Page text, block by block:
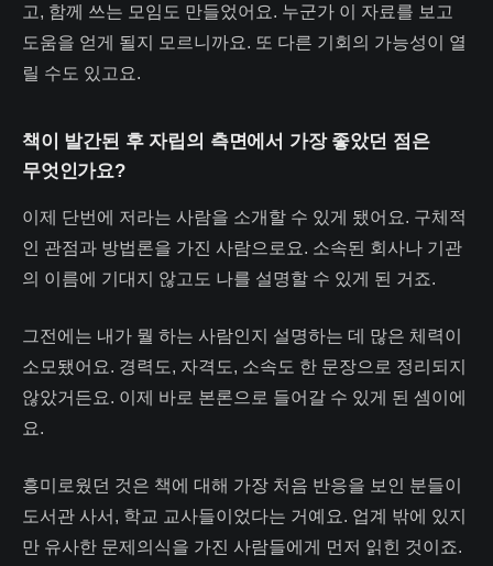
고, 함께 쓰는 모임도 만들었어요. 누군가 이 자료를 보고
도움을 얻게 될지 모르니까요. 또 다른 기회의 가능성이 열
릴 수도 있고요.
책이 발간된 후 자립의 측면에서 가장 좋았던 점은
무엇인가요?
이제 단번에 저라는 사람을 소개할 수 있게 됐어요. 구체적
인 관점과 방법론을 가진 사람으로요. 소속된 회사나 기관
의 이름에 기대지 않고도 나를 설명할 수 있게 된 거죠.
그전에는 내가 뭘 하는 사람인지 설명하는 데 많은 체력이
소모됐어요. 경력도, 자격도, 소속도 한 문장으로 정리되지
않았거든요. 이제 바로 본론으로 들어갈 수 있게 된 셈이에
요.
흥미로웠던 것은 책에 대해 가장 처음 반응을 보인 분들이
도서관 사서, 학교 교사들이었다는 거예요. 업계 밖에 있지
만 유사한 문제의식을 가진 사람들에게 먼저 읽힌 것이죠.